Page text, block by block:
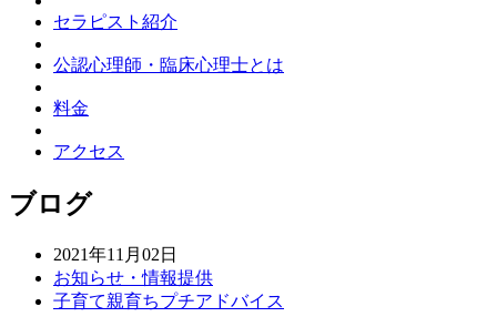
セラピスト紹介
公認心理師・臨床心理士とは
料金
アクセス
ブログ
2021年11月02日
お知らせ・情報提供
子育て親育ちプチアドバイス